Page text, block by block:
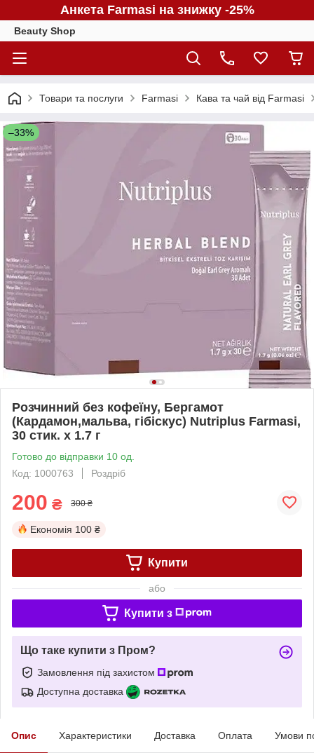
Анкета Farmasi на знижку -25%
Beauty Shop
Товари та послуги Farmasi Кава та чай від Farmasi
–33%
Розчинний без кофеїну, Бергамот
(Кардамон,мальва, гібіскус) Nutriplus Farmasi,
30 стик. х 1.7 г
Готово до відправки 10 од.
Код: 1000763
Роздріб
200 ₴ 300 ₴
Економія 100 ₴
Купити
або
Купити з
Що таке купити з Пром?
Замовлення під захистом
Доступна доставка
Опис Характеристики Доставка Оплата Умови